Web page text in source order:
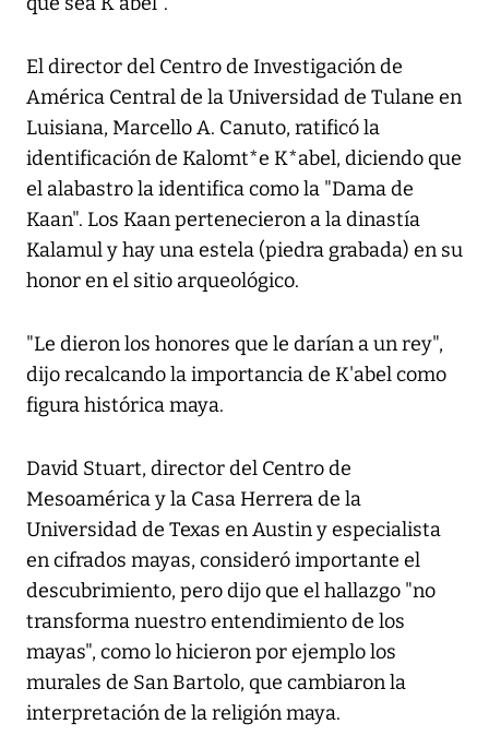
El director del Centro de Investigación de
América Central de la Universidad de Tulane en
Luisiana, Marcello A. Canuto, ratificó la
identificación de Kalomt*e K*abel, diciendo que
el alabastro la identifica como la "Dama de
Kaan". Los Kaan pertenecieron a la dinastía
Kalamul y hay una estela (piedra grabada) en su
honor en el sitio arqueológico.
"Le dieron los honores que le darían a un rey",
dijo recalcando la importancia de K'abel como
figura histórica maya.
David Stuart, director del Centro de
Mesoamérica y la Casa Herrera de la
Universidad de Texas en Austin y especialista
en cifrados mayas, consideró importante el
descubrimiento, pero dijo que el hallazgo "no
transforma nuestro entendimiento de los
mayas", como lo hicieron por ejemplo los
murales de San Bartolo, que cambiaron la
interpretación de la religión maya.